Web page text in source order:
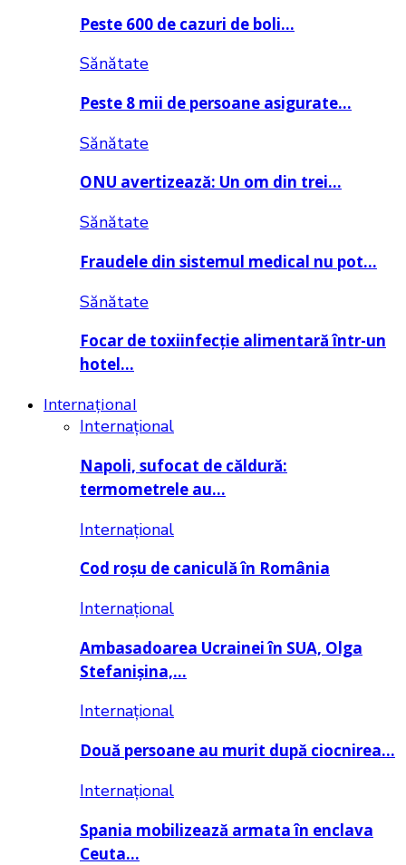
Peste 600 de cazuri de boli…
Sănătate
Peste 8 mii de persoane asigurate…
Sănătate
ONU avertizează: Un om din trei…
Sănătate
Fraudele din sistemul medical nu pot…
Sănătate
Focar de toxiinfecție alimentară într-un
hotel…
Internațional
Internațional
Napoli, sufocat de căldură:
termometrele au…
Internațional
Cod roșu de caniculă în România
Internațional
Ambasadoarea Ucrainei în SUA, Olga
Stefanișina,…
Internațional
Două persoane au murit după ciocnirea…
Internațional
Spania mobilizează armata în enclava
Ceuta…